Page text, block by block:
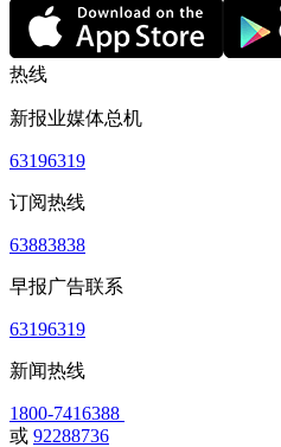
热线
新报业媒体总机
63196319
订阅热线
63883838
早报广告联系
63196319
新闻热线
1800-7416388
或 92288736